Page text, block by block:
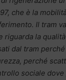
che è la
Il tram
riguarda la
dal tram
perché
sociale dove